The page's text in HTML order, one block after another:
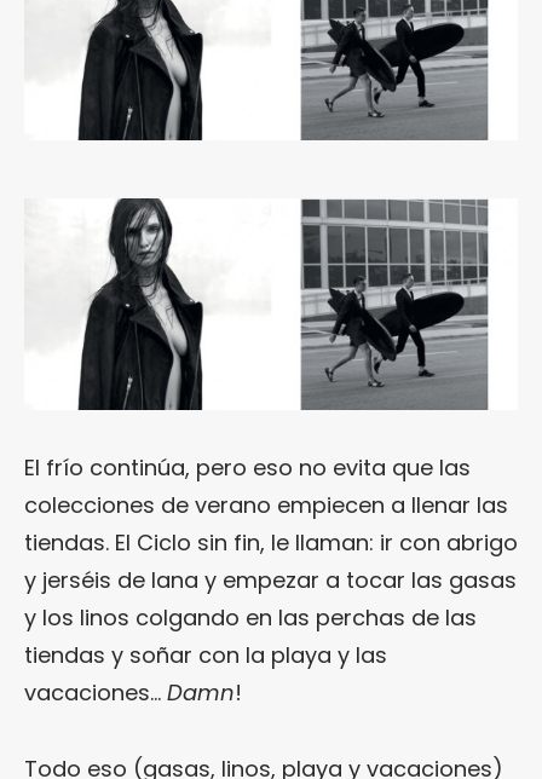
El frío continúa, pero eso no evita que las
colecciones de verano empiecen a llenar las
tiendas. El Ciclo sin fin, le llaman: ir con abrigo
y jerséis de lana y empezar a tocar las gasas
y los linos colgando en las perchas de las
tiendas y soñar con la playa y las
vacaciones… Damn!
Todo eso (gasas, linos, playa y vacaciones)